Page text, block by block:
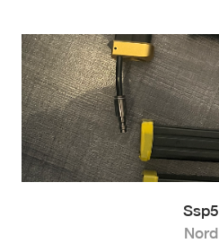
Ssp5
Nord